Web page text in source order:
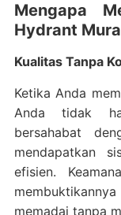
Mengapa
Hydrant
Kualitas Tanpa
Ketika Anda
Anda tidak
bersahabat
mendapatkan
efisien.
memadai tanpa